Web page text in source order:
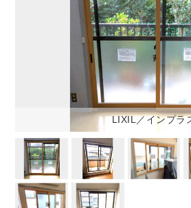
LIXIL／インプラ